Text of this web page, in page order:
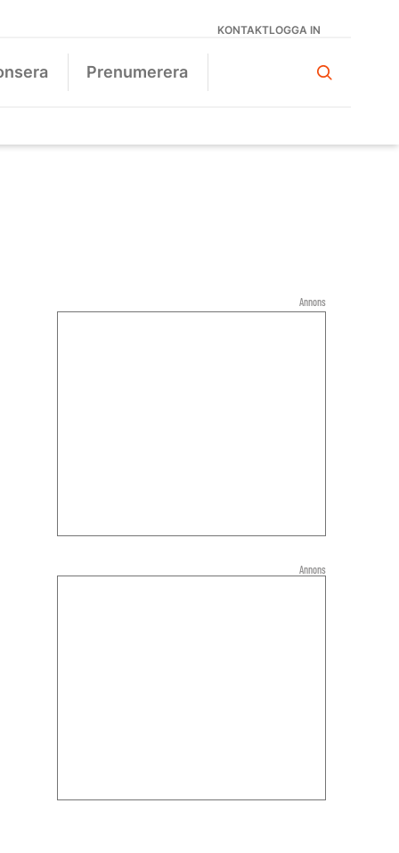
KONTAKTLOGGA IN
Prenumerera
Annons
Annons